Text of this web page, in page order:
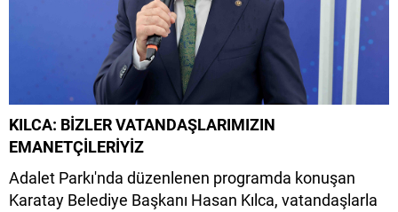
KILCA: BİZLER VATANDAŞLARIMIZIN
EMANETÇİLERİYİZ
Adalet Parkı'nda düzenlenen programda konuşan
Karatay Belediye Başkanı Hasan Kılca, vatandaşlarla